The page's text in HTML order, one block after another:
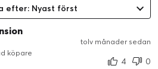
efter: Nyast först
tolv månader sedan
köpare
4
0